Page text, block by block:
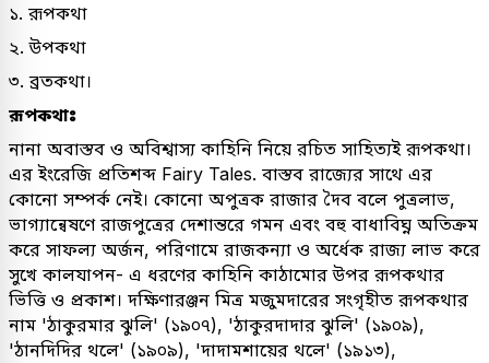
১. রূপকথা
২. উপকথা
৩. ব্রতকথা।
রূপকথাঃ
নানা অবাস্তব ও অবিশ্বাস্য কাহিনি নিয়ে রচিত সাহিত্যই রূপকথা।
এর ইংরেজি প্রতিশব্দ Fairy Tales. বাস্তব রাজ্যের সাথে এর
কোনো সম্পর্ক নেই। কোনো অপুত্রক রাজার দৈব বলে পুত্রলাভ,
ভাগ্যান্বেষণে রাজপুত্রের দেশান্তরে গমন এবং বহু বাধাবিঘ্ন অতিক্রম
করে সাফল্য অর্জন, পরিণামে রাজকন্যা ও অর্ধেক রাজ্য লাভ করে
সুখে কালযাপন- এ ধরণের কাহিনি কাঠামোর উপর রূপকথার
ভিত্তি ও প্রকাশ। দক্ষিণারঞ্জন মিত্র মজুমদারের সংগৃহীত রূপকথার
নাম 'ঠাকুরমার ঝুলি' (১৯০৭), 'ঠাকুরদাদার ঝুলি' (১৯০৯),
'ঠানদিদির থলে' (১৯০৯), 'দাদামশায়ের থলে' (১৯১৩),